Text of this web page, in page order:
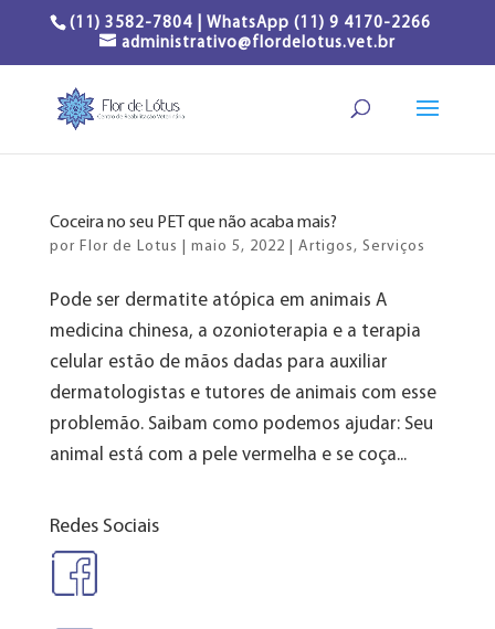
(11) 3582-7804 | WhatsApp (11) 9 4170-2266
administrativo@flordelotus.vet.br
Coceira no seu PET que não acaba mais?
por Flor de Lotus maio 5, 2022 Artigos, Serviços
Pode ser dermatite atópica em animais A
medicina chinesa, a ozonioterapia e a terapia
celular estão de mãos dadas para auxiliar
dermatologistas e tutores de animais com esse
problemão. Saibam como podemos ajudar: Seu
animal está com a pele vermelha e se coça...
Redes Sociais